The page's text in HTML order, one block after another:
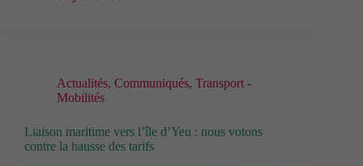
Actualités, Communiqués, Transport -
Mobilités
Liaison maritime vers l’île d’Yeu : nous votons
contre la hausse des tarifs